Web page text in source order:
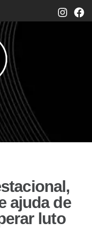
ajuda de
luto